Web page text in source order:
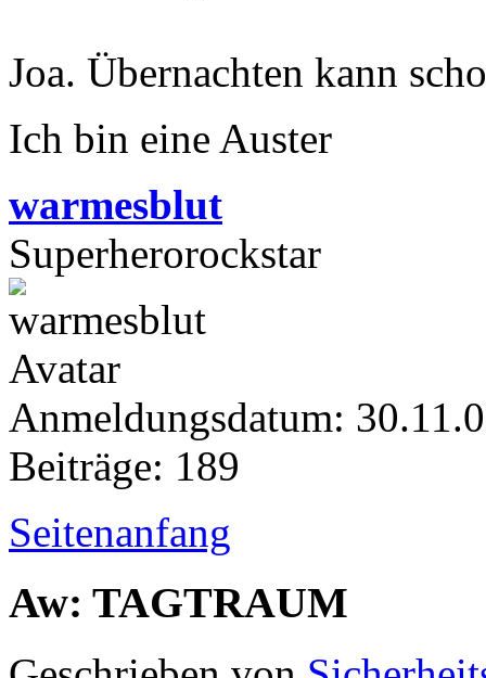
Joa. Übernachten kann
Ich bin eine Auster
warmesblut
Superherorockstar
Anmeldungsdatum:
Beiträge: 189
Seitenanfang
Aw: TAGTRAUM